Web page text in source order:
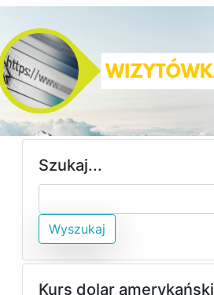
Szukaj...
Wyszukaj
Kurs dolar amerykański